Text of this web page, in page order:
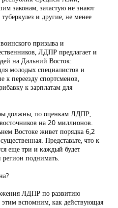
законам, зачастую не знают
и другие, не менее
призыва и
ЛДПР предлагает и
на Дальний Восток:
молодых специалистов и
к переезду спортсменов,
к зарплатам для
должны, по оценкам ЛДПР,
на 20 миллионов.
Востоке живет порядка 6,2
Представьте, что к
еще три и каждый будет
регион поднимать.
ЛДПР по развитию
вспомним, как действующая